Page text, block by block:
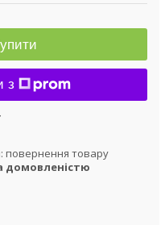
з
повернення товару
домовленістю